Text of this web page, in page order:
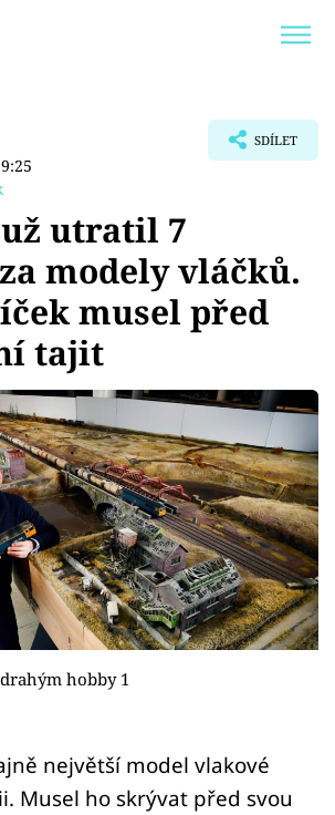
SDÍLET
utratil 7
modely vláčků.
musel před
tajit
hobby 1
největší model vlakové
Musel ho skrývat před svou